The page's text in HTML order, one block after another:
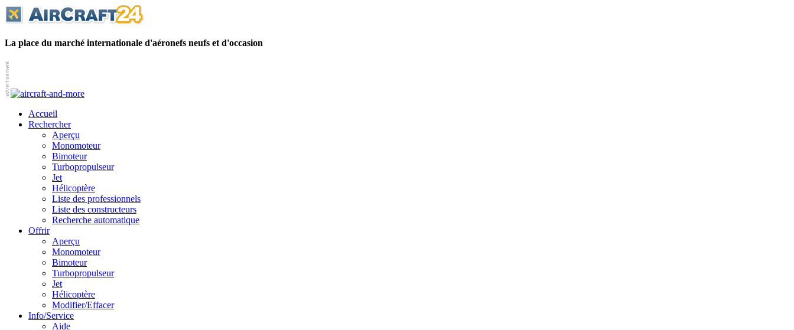
La place du marché internationale d'aéronefs neufs et d'occasion
Accueil
Rechercher
Aperçu
Monomoteur
Bimoteur
Turbopropulseur
Jet
Hélicoptère
Liste des professionnels
Liste des constructeurs
Recherche automatique
Offrir
Aperçu
Monomoteur
Bimoteur
Turbopropulseur
Jet
Hélicoptère
Modifier/Effacer
Info/Service
Aide